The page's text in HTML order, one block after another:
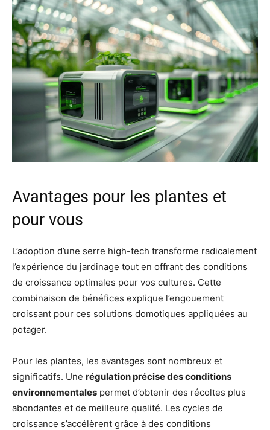
Avantages pour les plantes et
pour vous
L’adoption d’une serre high-tech transforme radicalement
l’expérience du jardinage tout en offrant des conditions
de croissance optimales pour vos cultures. Cette
combinaison de bénéfices explique l’engouement
croissant pour ces solutions domotiques appliquées au
potager.
Pour les plantes, les avantages sont nombreux et
significatifs. Une régulation précise des conditions
environnementales permet d’obtenir des récoltes plus
abondantes et de meilleure qualité. Les cycles de
croissance s’accélèrent grâce à des conditions